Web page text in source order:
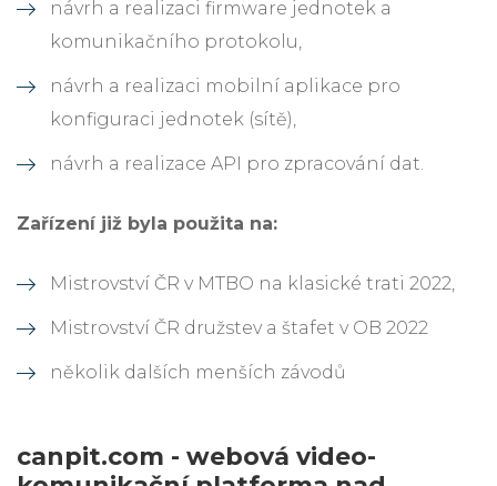
návrh a realizaci firmware jednotek a
komunikačního protokolu,
návrh a realizaci mobilní aplikace pro
konfiguraci jednotek (sítě),
návrh a realizace API pro zpracování dat.
Zařízení již byla použita na:
Mistrovství ČR v MTBO na klasické trati 2022,
Mistrovství ČR družstev a štafet v OB 2022
několik dalších menších závodů
canpit.com - webová video-